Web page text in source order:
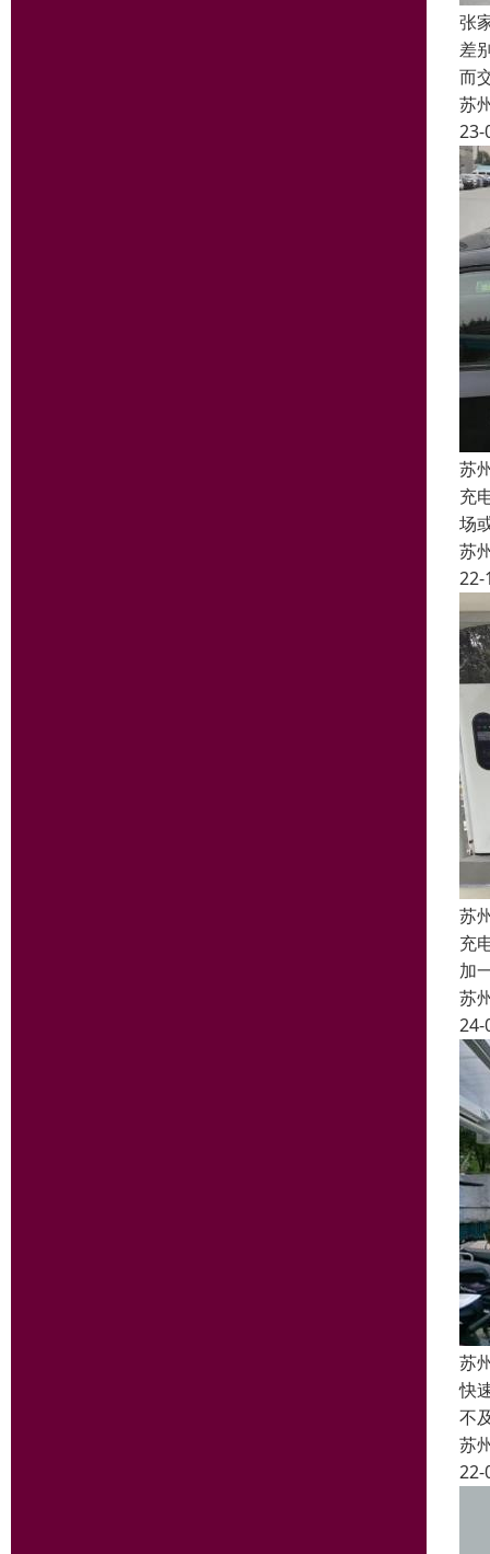
张
差
而
苏
23-
苏
充
场
苏
22-
苏
充
加
苏
24-
苏
快
不
苏
22-